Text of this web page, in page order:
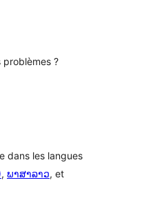
?
dans les langues
, ພາສາລາວ, et